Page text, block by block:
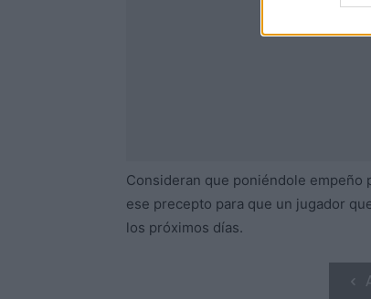
Consideran que poniéndole empeño
ese precepto para que un jugador
los próximos días.